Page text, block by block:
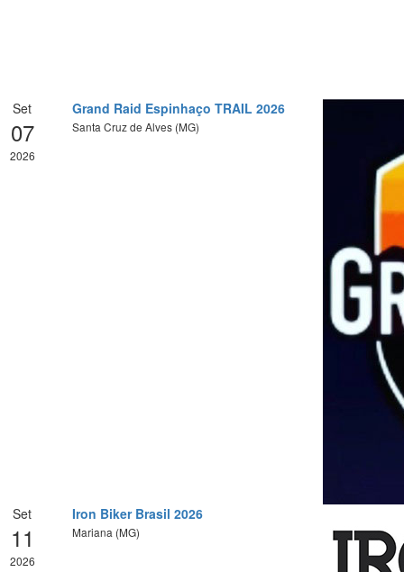
Set
07
2026
Grand Raid Espinhaço TRAIL 2026
Santa Cruz de Alves (MG)
Set
11
2026
Iron Biker Brasil 2026
Mariana (MG)